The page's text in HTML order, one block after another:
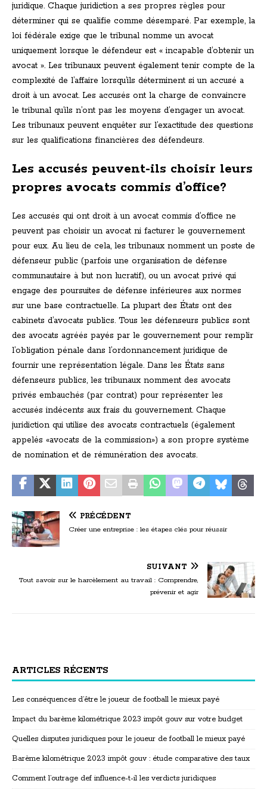
juridique. Chaque juridiction a ses propres règles pour
déterminer qui se qualifie comme désemparé. Par exemple, la
loi fédérale exige que le tribunal nomme un avocat
uniquement lorsque le défendeur est « incapable d’obtenir un
avocat ». Les tribunaux peuvent également tenir compte de la
complexité de l’affaire lorsqu’ils déterminent si un accusé a
droit à un avocat. Les accusés ont la charge de convaincre
le tribunal qu’ils n’ont pas les moyens d’engager un avocat.
Les tribunaux peuvent enquêter sur l’exactitude des questions
sur les qualifications financières des défendeurs.
Les accusés peuvent-ils choisir leurs
propres avocats commis d’office?
Les accusés qui ont droit à un avocat commis d’office ne
peuvent pas choisir un avocat ni facturer le gouvernement
pour eux. Au lieu de cela, les tribunaux nomment un poste de
défenseur public (parfois une organisation de défense
communautaire à but non lucratif), ou un avocat privé qui
engage des poursuites de défense inférieures aux normes
sur une base contractuelle. La plupart des États ont des
cabinets d’avocats publics. Tous les défenseurs publics sont
des avocats agréés payés par le gouvernement pour remplir
l’obligation pénale dans l’ordonnancement juridique de
fournir une représentation légale. Dans les États sans
défenseurs publics, les tribunaux nomment des avocats
privés embauchés (par contrat) pour représenter les
accusés indécents aux frais du gouvernement. Chaque
juridiction qui utilise des avocats contractuels (également
appelés «avocats de la commission») a son propre système
de nomination et de rémunération des avocats.
PRÉCÉDENT
Créer une entreprise : les étapes clés pour réussir
SUIVANT
Tout savoir sur le harcèlement au travail : Comprendre,
prévenir et agir
ARTICLES RÉCENTS
Les conséquences d’être le joueur de football le mieux payé
Impact du barème kilométrique 2023 impôt gouv sur votre budget
Quelles disputes juridiques pour le joueur de football le mieux payé
Barème kilométrique 2023 impôt gouv : étude comparative des taux
Comment l’outrage def influence-t-il les verdicts juridiques